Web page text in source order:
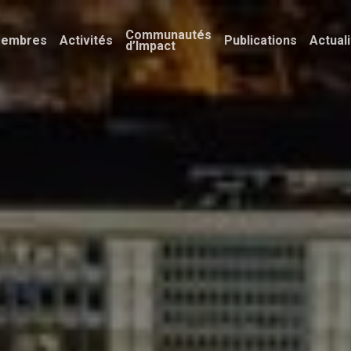
Activités Communautés
d’Impact Publications